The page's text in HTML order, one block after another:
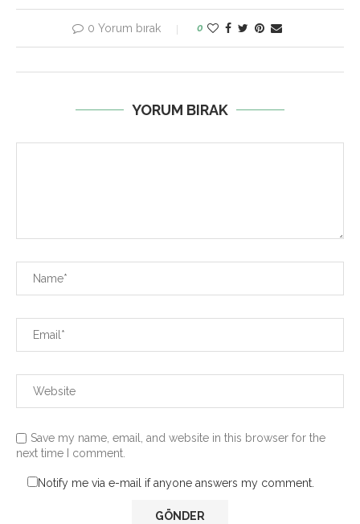
0 Yorum bırak 0
YORUM BIRAK
Save my name, email, and website in this browser for the
next time I comment.
Notify me via e-mail if anyone answers my comment.